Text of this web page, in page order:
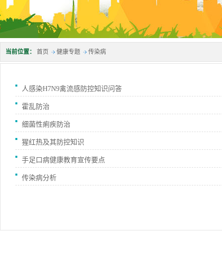
当前位置： 首页 健康专题 传染病
人感染H7N9禽流感防控知识问答
霍乱防治
细菌性痢疾防治
猩红热及其防控知识
手足口病健康教育宣传要点
传染病分析